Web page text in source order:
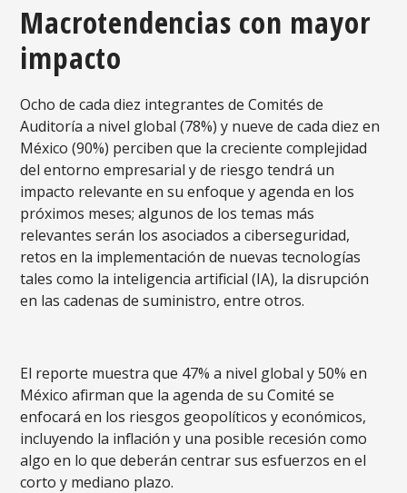
Macrotendencias con mayor
impacto
Ocho de cada diez integrantes de Comités de
Auditoría a nivel global (78%) y nueve de cada diez en
México (90%) perciben que la creciente complejidad
del entorno empresarial y de riesgo tendrá un
impacto relevante en su enfoque y agenda en los
próximos meses; algunos de los temas más
relevantes serán los asociados a ciberseguridad,
retos en la implementación de nuevas tecnologías
tales como la inteligencia artificial (IA), la disrupción
en las cadenas de suministro, entre otros.
El reporte muestra que 47% a nivel global y 50% en
México afirman que la agenda de su Comité se
enfocará en los riesgos geopolíticos y económicos,
incluyendo la inflación y una posible recesión como
algo en lo que deberán centrar sus esfuerzos en el
corto y mediano plazo.